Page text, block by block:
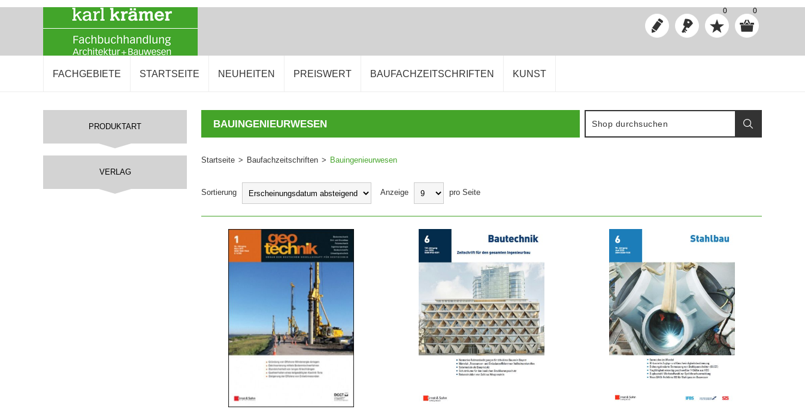
0 0
FACHGEBIETE STARTSEITE NEUHEITEN PREISWERT BAUFACHZEITSCHRIFTEN KUNST
BAUINGENIEURWESEN
Startseite > Baufachzeitschriften > Bauingenieurwesen
Sortierung Anzeige pro Seite
IN DEN WARENKORB IN DEN WARENKORB IN DEN WARENKORB
PRODUKTART
VERLAG